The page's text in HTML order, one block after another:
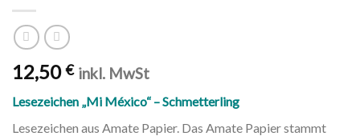
12,50€ inkl. MwSt
Lesezeichen „Mi México“ – Schmetterling
Lesezeichen aus Amate Papier. Das Amate Papier stammt